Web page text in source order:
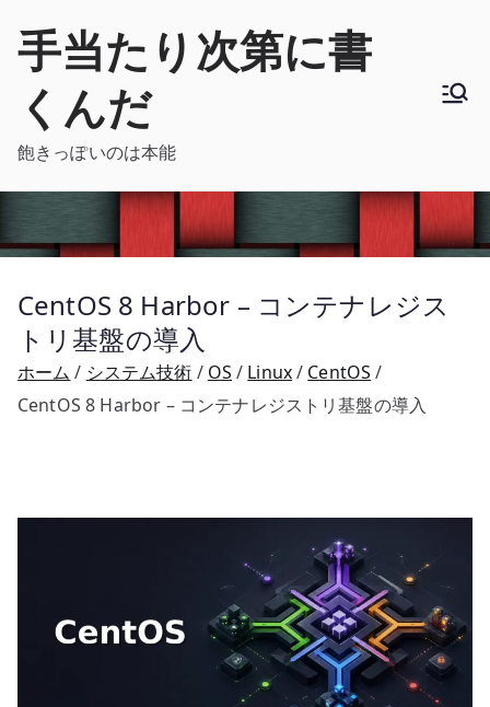
手当たり次第に書
くんだ
飽きっぽいのは本能
CentOS 8 Harbor – コンテナレジス
トリ基盤の導入
ホーム システム技術 OS Linux
CentOS
CentOS 8 Harbor – コンテナレジストリ基盤の導入